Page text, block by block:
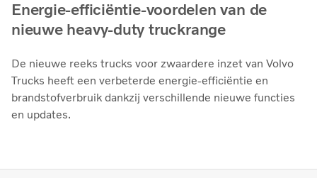
Energie-efficiëntie-voordelen van de
nieuwe heavy-duty truckrange
De nieuwe reeks trucks voor zwaardere inzet van Volvo
Trucks heeft een verbeterde energie-efficiëntie en
brandstofverbruik dankzij verschillende nieuwe functies
en updates.